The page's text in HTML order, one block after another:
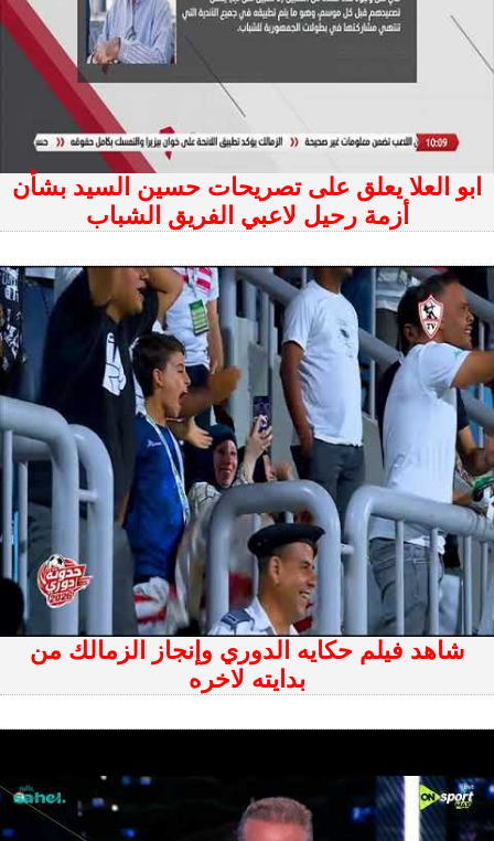
ابو العلا يعلق على تصريحات حسين السيد بشأن
أزمة رحيل لاعبي الفريق الشباب
شاهد فيلم حكايه الدوري وإنجاز الزمالك من
بدايته لاخره